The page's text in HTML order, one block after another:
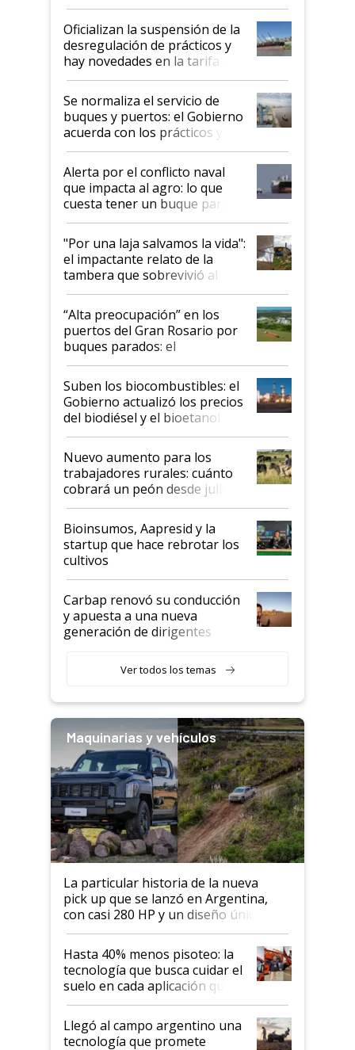
Oficializan la suspensión de la
desregulación de prácticos y
hay novedades en la tarifa de
la hidrovía
Se normaliza el servicio de
buques y puertos: el Gobierno
acuerda con los prácticos y
suspende el decreto de
desregulación
Alerta por el conflicto naval
que impacta al agro: lo que
cuesta tener un buque parado
y el peligro de que Argentina
pase a ser "país sucio"
"Por una laja salvamos la vida":
el impactante relato de la
tambera que sobrevivió al
tornado
“Alta preocupación” en los
puertos del Gran Rosario por
buques parados: el
funcionamiento de las
exportadoras en tensión tras
la medida de fuerza de los
prácticos
Suben los biocombustibles: el
Gobierno actualizó los precios
del biodiésel y el bioetanol
Nuevo aumento para los
trabajadores rurales: cuánto
cobrará un peón desde julio
Bioinsumos, Aapresid y la
startup que hace rebrotar los
cultivos
Carbap renovó su conducción
y apuesta a una nueva
generación de dirigentes
Ver todos los temas
Maquinarias y vehículos
La particular historia de la nueva
pick up que se lanzó en Argentina,
con casi 280 HP y un diseño único: a
cuánto se vende
Hasta 40% menos pisoteo: la
tecnología que busca cuidar el
suelo en cada aplicación que
llevó Jacto al Congreso
Aapresid 2026
Llegó al campo argentino una
tecnología que promete